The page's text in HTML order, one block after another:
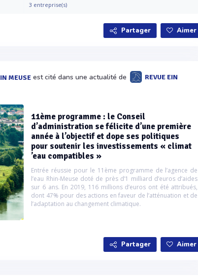
3 entreprise(s)
Partager Aimer
MEUSE est cité dans une actualité de REVUE EIN
11ème programme : le Conseil
d’administration se félicite d’une première
année à l’objectif et dope ses politiques
pour soutenir les investissements « climat
’eau compatibles »
Entrée réussie pour le 11ème programme de l’agence de
l’eau Rhin-Meuse doté de près d’1 milliard d’euros d’aides
sur 6 ans. En 2019, 116 millions d’euros ont été attribués,
dont 47% pour des actions en faveur de l’atténuation et de
l’adaptation au changement climatique.
Partager Aimer